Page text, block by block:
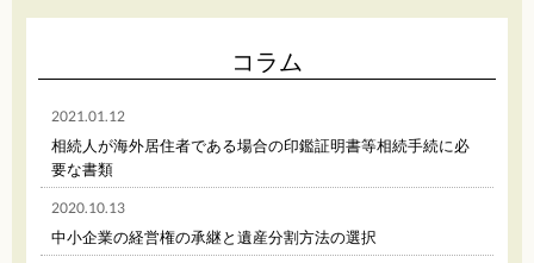
コラム
2021.01.12
相続人が海外居住者である場合の印鑑証明書等相続手続に必
要な書類
2020.10.13
中小企業の経営権の承継と遺産分割方法の選択